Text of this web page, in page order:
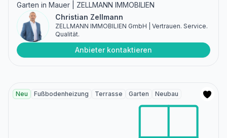
Garten in Mauer | ZELLMANN IMMOBILIEN
Christian Zellmann
ZELLMANN IMMOBILIEN GmbH | Vertrauen. Service.
Qualität.
Anbieter kontaktieren
Neu Fußbodenheizung Terrasse Garten Neubau